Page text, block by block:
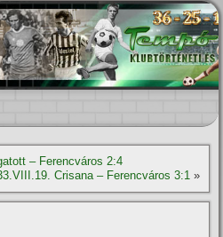
– Ferencváros 2:4
Crisana – Ferencváros 3:1»